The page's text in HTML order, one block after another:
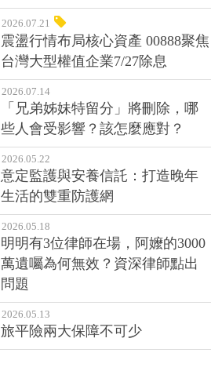
2026.07.21
震盪行情布局核心資產 00888聚焦
台灣大型權值企業7/27除息
2026.07.14
「兄弟姊妹特留分」將刪除，哪
些人會受影響？該怎麼應對？
2026.05.22
意定監護與安養信託：打造晚年
生活的雙重防護網
2026.05.18
明明有3位律師在場，阿嬤的3000
萬遺囑為何無效？資深律師點出
問題
2026.05.13
旅平險兩大保障不可少